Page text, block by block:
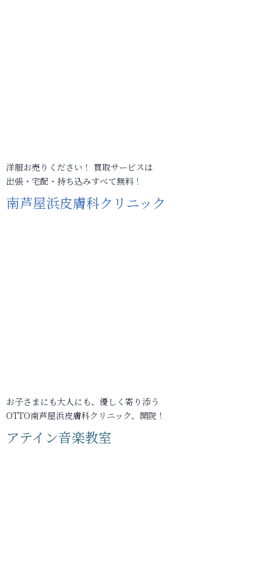
洋服お売りください！ 買取サービスは
出張・宅配・持ち込みすべて無料！
南芦屋浜皮膚科クリニック
お子さまにも大人にも、優しく寄り添う
OTTO南芦屋浜皮膚科クリニック、開院！
アテイン音楽教室